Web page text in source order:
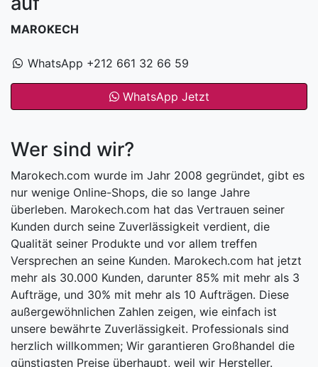
MAROKECH
WhatsApp +212 661 32 66 59
WhatsApp Jetzt
Wer sind wir?
Marokech.com wurde im Jahr 2008 gegründet, gibt es
nur wenige Online-Shops, die so lange Jahre
überleben. Marokech.com hat das Vertrauen seiner
Kunden durch seine Zuverlässigkeit verdient, die
Qualität seiner Produkte und vor allem treffen
Versprechen an seine Kunden. Marokech.com hat jetzt
mehr als 30.000 Kunden, darunter 85% mit mehr als 3
Aufträge, und 30% mit mehr als 10 Aufträgen. Diese
außergewöhnlichen Zahlen zeigen, wie einfach ist
unsere bewährte Zuverlässigkeit. Professionals sind
herzlich willkommen; Wir garantieren Großhandel die
günstigsten Preise überhaupt, weil wir Hersteller.